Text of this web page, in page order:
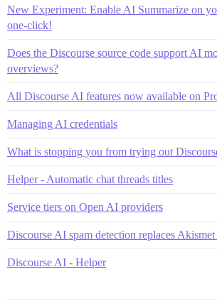
New Experiment: Enable AI Summarize on
one-click!
Does the Discourse source code support AI
overviews?
All Discourse AI features now available on
Managing AI credentials
What is stopping you from trying out
Helper - Automatic chat threads titles
Service tiers on Open AI providers
Discourse AI spam detection replaces
Discourse AI - Helper